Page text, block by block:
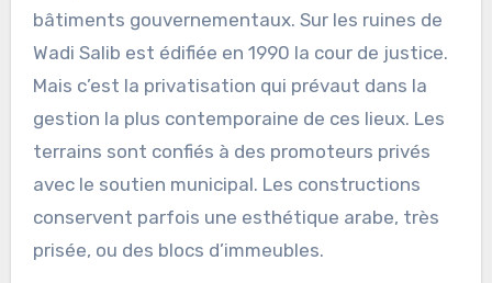
bâtiments gouvernementaux. Sur les ruines de
Wadi Salib est édifiée en 1990 la cour de justice.
Mais c’est la privatisation qui prévaut dans la
gestion la plus contemporaine de ces lieux. Les
terrains sont confiés à des promoteurs privés
avec le soutien municipal. Les constructions
conservent parfois une esthétique arabe, très
prisée, ou des blocs d’immeubles.